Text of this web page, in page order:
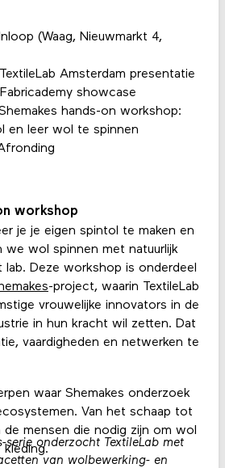
(Waag, Nieuwmarkt 4,
Amsterdam presentatie
showcase
hands-on workshop:
en leer wol te spinnen
workshop
je je eigen spintol te maken en
we wol spinnen met natuurlijk
Deze workshop is onderdeel
-project, waarin TextileLab
vrouwelijke innovators in de
in hun kracht wil zetten. Dat
vaardigheden en netwerken te
waar Shemakes onderzoek
Van het schaap tot
mensen die nodig zijn om wol
serie onderzocht TextileLab met
van wolbewerking- en